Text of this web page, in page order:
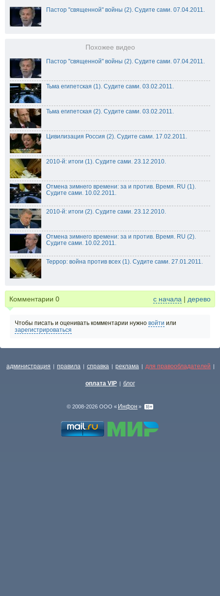
Пастор "священной" войны (2). Судите сами. 07.04.2011.
Похожее видео
Пастор "священной" войны (2). Судите сами. 07.04.2011.
Тьма египетская (1). Судите сами. 03.02.2011.
Тьма египетская (2). Судите сами. 03.02.2011.
Цивилизация Россия (2). Судите сами. 17.02.2011.
2010-й: итоги (1). Судите сами. 23.12.2010.
Отмена зимнего времени: за и против. Время. RU (1).
Судите сами. 10.02.2011.
2010-й: итоги (2). Судите сами. 23.12.2010.
Отмена зимнего времени: за и против. Время. RU (2).
Судите сами. 10.02.2011.
Террор: война против всех (1). Судите сами. 27.01.2011.
Комментарии 0 с начала | дерево
Чтобы писать и оценивать комментарии нужно войти или
зарегистрироваться
администрация | правила | справка | реклама | для правообладателей |
оплата VIP | блог
© 2008-2026 ООО « Инфон »